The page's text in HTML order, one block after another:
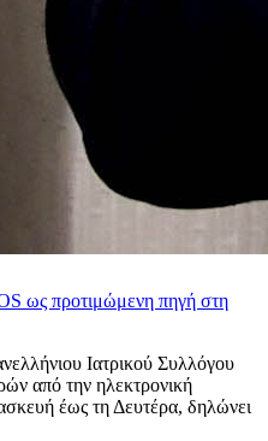
ως προτιμώμενη πηγή στη
Ιατρικού Συλλόγου
από την ηλεκτρονική
έως τη Δευτέρα, δηλώνει